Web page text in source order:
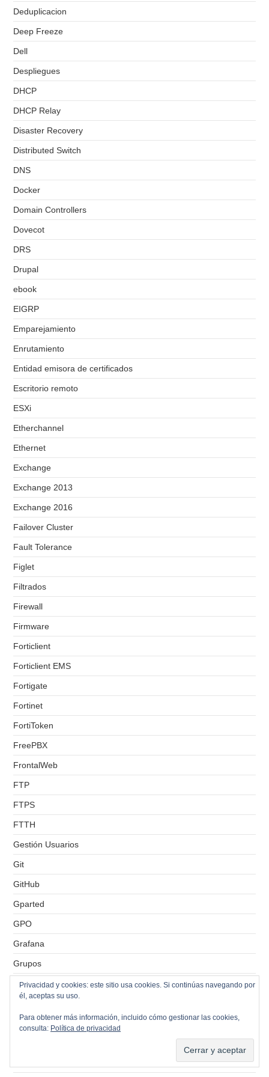
Deduplicacion
Deep Freeze
Dell
Despliegues
DHCP
DHCP Relay
Disaster Recovery
Distributed Switch
DNS
Docker
Domain Controllers
Dovecot
DRS
Drupal
ebook
EIGRP
Emparejamiento
Enrutamiento
Entidad emisora de certificados
Escritorio remoto
ESXi
Etherchannel
Ethernet
Exchange
Exchange 2013
Exchange 2016
Failover Cluster
Fault Tolerance
Figlet
Filtrados
Firewall
Firmware
Forticlient
Forticlient EMS
Fortigate
Fortinet
FortiToken
FreePBX
FrontalWeb
FTP
FTPS
FTTH
Gestión Usuarios
Git
GitHub
Gparted
GPO
Grafana
Grupos
HA
Hardware Virtual
Privacidad y cookies: este sitio usa cookies. Si continúas navegando por
él, aceptas su uso.
Para obtener más información, incluido cómo gestionar las cookies,
consulta: Política de privacidad